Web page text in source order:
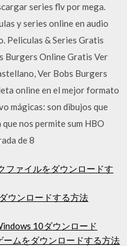
series flv por mega.
y series online en audio
Peliculas & Series Gratis
Burgers Online Gratis Ver
Ver Bobs Burgers
online en el mejor formato
mágicas: son dibujos que
nos permite sum HBO
de 8
ファイルをダウンロードす
ウンロードする方法
10ダウンロード
ムをダウンロードする方法